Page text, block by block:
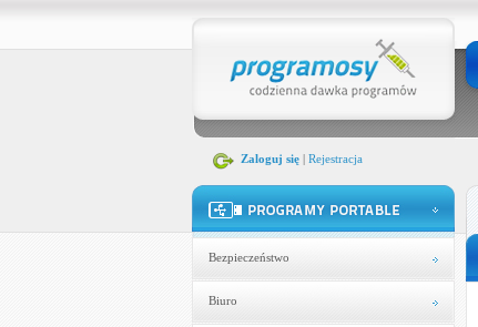
Zaloguj się| Rejestracja
Bezpieczeństwo
Biuro